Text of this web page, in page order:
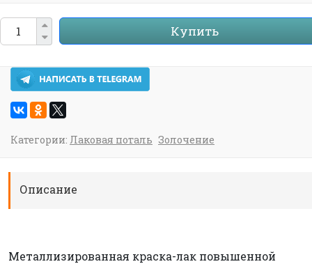
Купить
Категории: Лаковая поталь Золочение
Описание
Металлизированная краска-лак повышенной